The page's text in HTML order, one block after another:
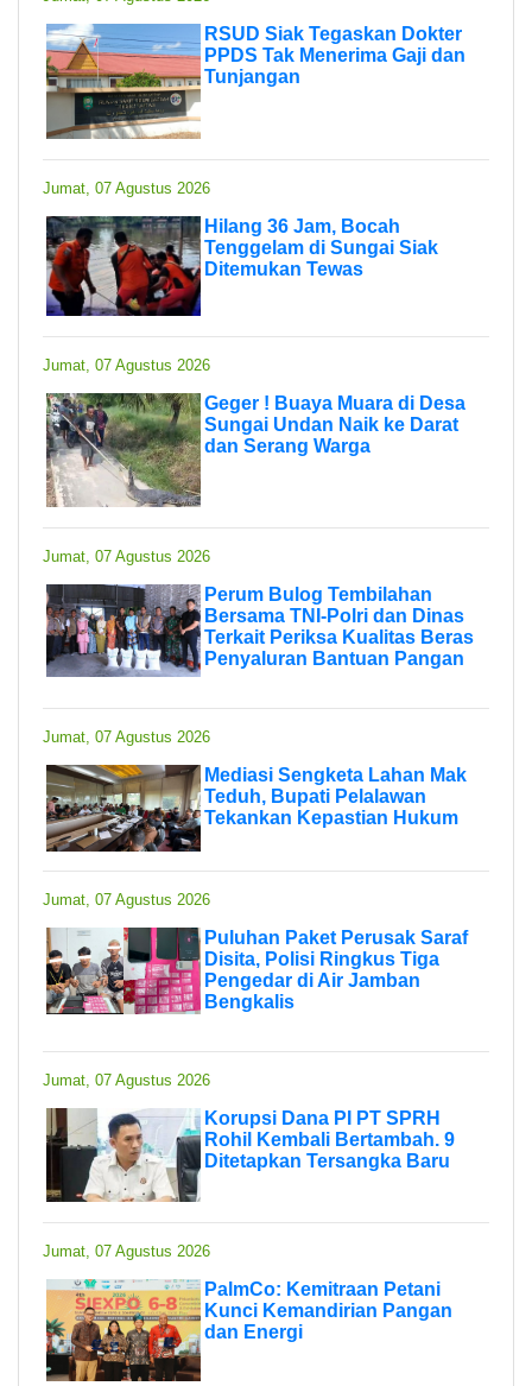
RSUD Siak Tegaskan Dokter
PPDS Tak Menerima Gaji dan
Tunjangan
Jumat, 07 Agustus 2026
Hilang 36 Jam, Bocah
Tenggelam di Sungai Siak
Ditemukan Tewas
Jumat, 07 Agustus 2026
Geger ! Buaya Muara di Desa
Sungai Undan Naik ke Darat
dan Serang Warga
Jumat, 07 Agustus 2026
Perum Bulog Tembilahan
Bersama TNI-Polri dan Dinas
Terkait Periksa Kualitas Beras
Penyaluran Bantuan Pangan
Jumat, 07 Agustus 2026
Mediasi Sengketa Lahan Mak
Teduh, Bupati Pelalawan
Tekankan Kepastian Hukum
Jumat, 07 Agustus 2026
Puluhan Paket Perusak Saraf
Disita, Polisi Ringkus Tiga
Pengedar di Air Jamban
Bengkalis
Jumat, 07 Agustus 2026
Korupsi Dana PI PT SPRH
Rohil Kembali Bertambah. 9
Ditetapkan Tersangka Baru
Jumat, 07 Agustus 2026
PalmCo: Kemitraan Petani
Kunci Kemandirian Pangan
dan Energi